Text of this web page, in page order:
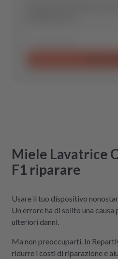
Miele Lavatrice
F1 riparare
Usare il tuo dispositivo
Un errore ha di solito una causa
ulteriori danni.
Ma non preoccuparti. In
ridurre i costi di riparazione e